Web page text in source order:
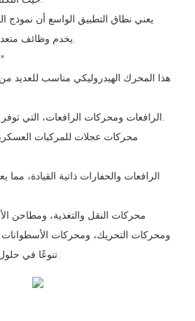
هذا المحرك الهيدروليكي مناسب للعديد من
ومحركات التحريك، ومحركات الأسطوانات
تنوعًا في حلول المعالجة ومناولة المواد.